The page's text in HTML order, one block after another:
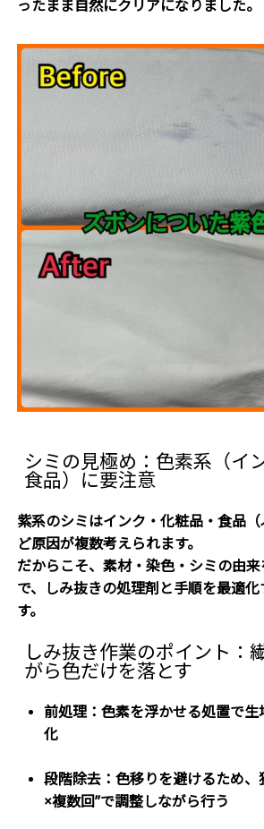
ったまま自然にクリアになりました。
シミの見極め：色素系（イ
食品）に要注意
紫系のシミはインク・化粧品・食品
ど原因が複数考えられます。
だからこそ、 素材・染色・シミの由
で、しみ抜きの処理剤と手順を最適
す。
しみ抜き作業のポイント：
がら色だけを落とす
前処理：色素を浮かせる処置で生
化
段階除去：色移りを避けるため、
×複数回”で調整しながら行う